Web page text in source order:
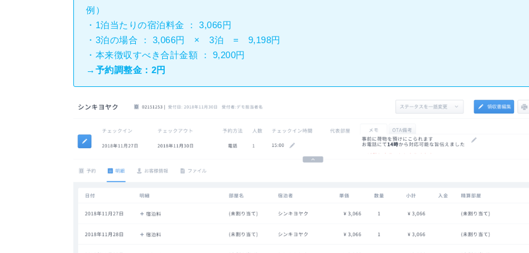
例）
・1泊当たりの宿泊料金 ： 3,066円
・3泊の場合 ： 3,066円 × 3泊 = 9,198円
・本来徴収すべき合計金額 ： 9,200円
→予約調整金：2円